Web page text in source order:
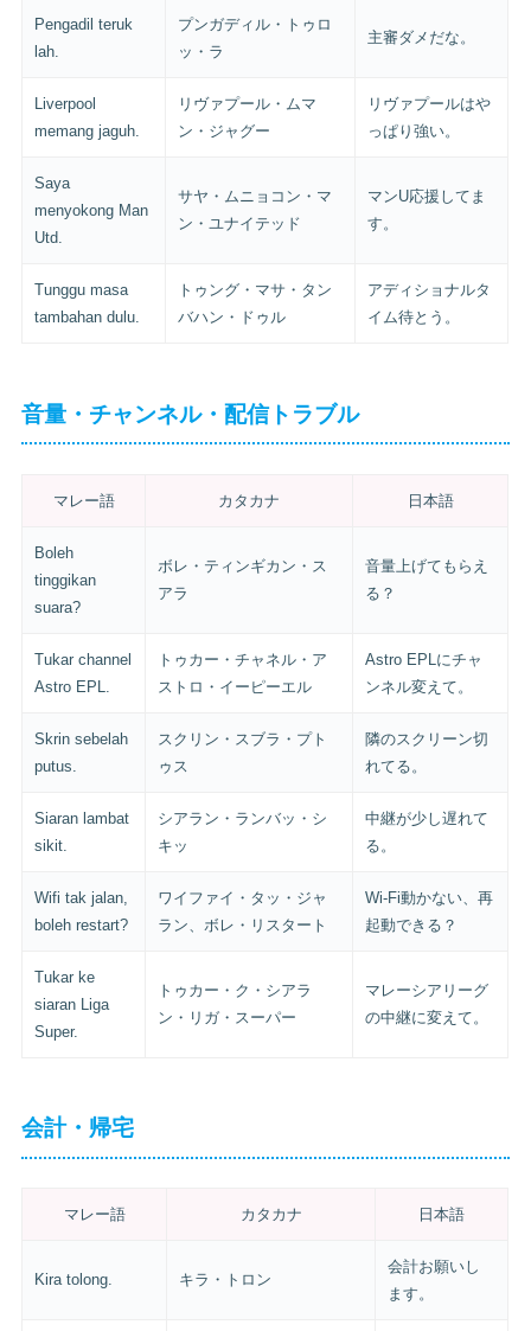
Pengadil teruk
lah.
プンガディル・トゥロ
ッ・ラ
主審ダメだな。
Liverpool
memang jaguh.
リヴァプール・ムマ
ン・ジャグー
リヴァプールはや
っぱり強い。
Saya
menyokong Man
Utd.
サヤ・ムニョコン・マ
ン・ユナイテッド
マンU応援してま
す。
Tunggu masa
tambahan dulu.
トゥング・マサ・タン
バハン・ドゥル
アディショナルタ
イム待とう。
音量・チャンネル・配信トラブル
マレー語 カタカナ 日本語
Boleh
tinggikan
suara?
ボレ・ティンギカン・ス
アラ
音量上げてもらえ
る？
Tukar channel
Astro EPL.
トゥカー・チャネル・ア
ストロ・イーピーエル
Astro EPLにチャ
ンネル変えて。
Skrin sebelah
putus.
スクリン・スブラ・プト
ゥス
隣のスクリーン切
れてる。
Siaran lambat
sikit.
シアラン・ランバッ・シ
キッ
中継が少し遅れて
る。
Wifi tak jalan,
boleh restart?
ワイファイ・タッ・ジャ
ラン、ボレ・リスタート
Wi-Fi動かない、再
起動できる？
Tukar ke
siaran Liga
Super.
トゥカー・ク・シアラ
ン・リガ・スーパー
マレーシアリーグ
の中継に変えて。
会計・帰宅
マレー語 カタカナ 日本語
Kira tolong. キラ・トロン
会計お願いし
ます。